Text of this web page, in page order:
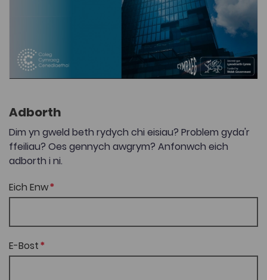
Adborth
Dim yn gweld beth rydych chi eisiau? Problem gyda'r
ffeiliau? Oes gennych awgrym? Anfonwch eich
adborth i ni.
Eich Enw
E-Bost